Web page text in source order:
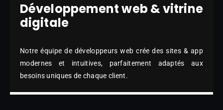
Développement web & vitrine
digitale
Notre équipe de développeurs web crée des sites & app
modernes et intuitives, parfaitement adaptés aux
besoins uniques de chaque client.